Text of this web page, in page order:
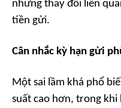
những thay đổi liên
tiền gửi.
Cân nhắc kỳ hạn gửi
Một sai lầm khá phổ
suất cao hơn, trong khi